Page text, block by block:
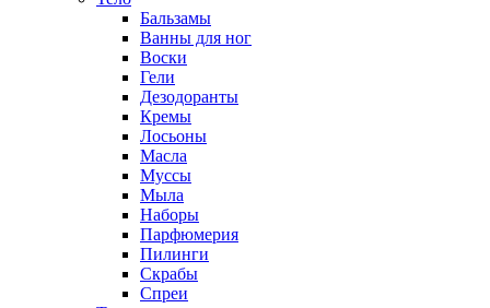
Бальзамы
Ванны для ног
Воски
Гели
Дезодоранты
Кремы
Лосьоны
Масла
Муссы
Мыла
Наборы
Парфюмерия
Пилинги
Скрабы
Спреи